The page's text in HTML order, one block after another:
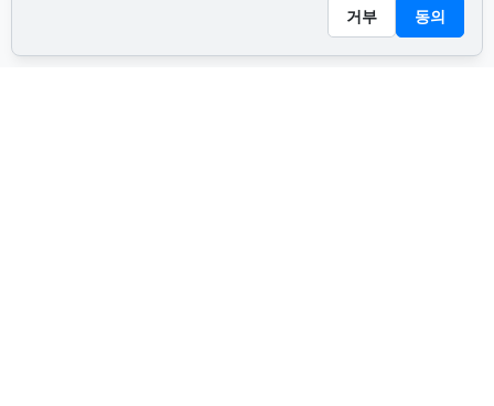
거부
동의